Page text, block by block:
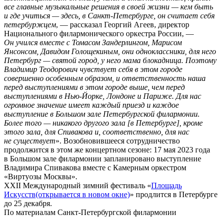
все главные музыкальные решения в своей жизни — кем быть
и где учиться — здесь, в Санкт-Петербурге, он считает себя
петербуржцем, — рассказал Георгий Агеев, директор
Национального филармонического оркестра России, —
Он учился вместе с Томасом Зандерлингом, Марисом
Янсонсом, Давидом Голощекиным, они одноклассники, для него
Петербург — святой город, у него мама блокадница. Поэтому
Владимир Теодорович чувствует себя в этом городе
совершенно особенным образом, и ответственность наша
перед выступлениями в этом городе выше, чем перед
выступлениями в Нью-Йорке, Лондоне и Париже. Для нас
огромное значение имеет каждый приезд и каждое
выступление в Большом зале Петербургской филармонии.
Более того — никакого другого зала [в Петербурге], кроме
этого зала, для Спивакова и, соответственно, для нас
не существует». Возобновившееся сотрудничество
продолжится в этом же концертном сезоне: 17 мая 2023 года
в Большом зале филармонии запланировано выступление
Владимира Спивакова вместе с Камерным оркестром
«Виртуозы Москвы».
XXII Международный зимний фестиваль «Площадь
Искусств(открывается в новом окне)» продлится в Петербурге
до 25 декабря.
По материалам Санкт-Петербургской филармонии